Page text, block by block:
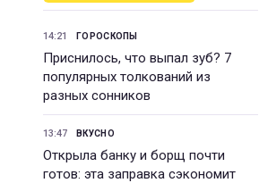
14:21 ГОРОСКОПЫ
Приснилось, что выпал зуб? 7
популярных толкований из
разных сонников
13:47 ВКУСНО
Открыла банку и борщ почти
готов: эта заправка сэкономит